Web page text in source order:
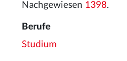
Nachgewiesen 1398.
Berufe
Studium